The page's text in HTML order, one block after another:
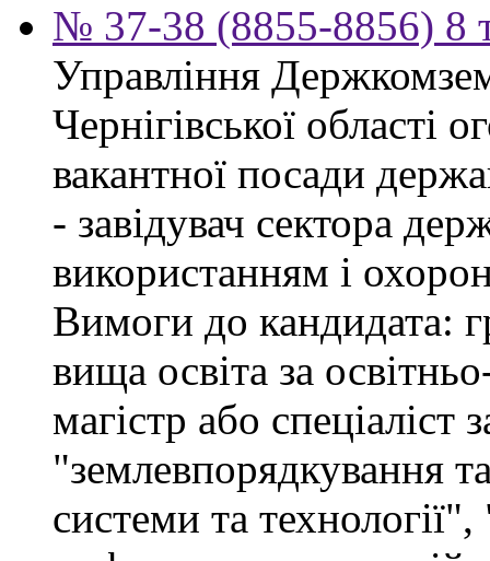
№ 37-38 (8855-8856) 8
Управління
Чернігівської області
вакантної посади
- завідувач сектора
використанням і
Вимоги до кандидата:
вища освіта за
магістр або спеціаліст
"землевпорядкування
системи та